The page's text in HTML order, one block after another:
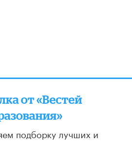
от «Вестей
подборку лучших и